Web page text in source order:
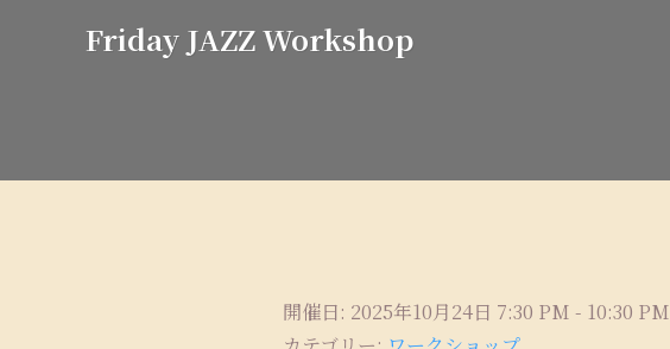
Friday JAZZ Workshop
開催日: 2025年10月24日 7:30 PM - 10:30 PM